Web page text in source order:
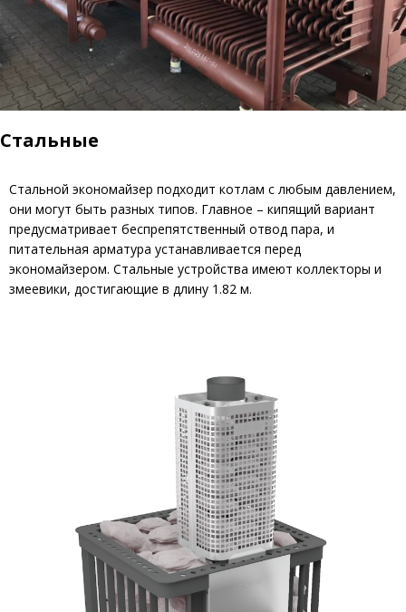
Стальные
Стальной экономайзер подходит котлам с любым давлением,
они могут быть разных типов. Главное – кипящий вариант
предусматривает беспрепятственный отвод пара, и
питательная арматура устанавливается перед
экономайзером. Стальные устройства имеют коллекторы и
змеевики, достигающие в длину 1.82 м.